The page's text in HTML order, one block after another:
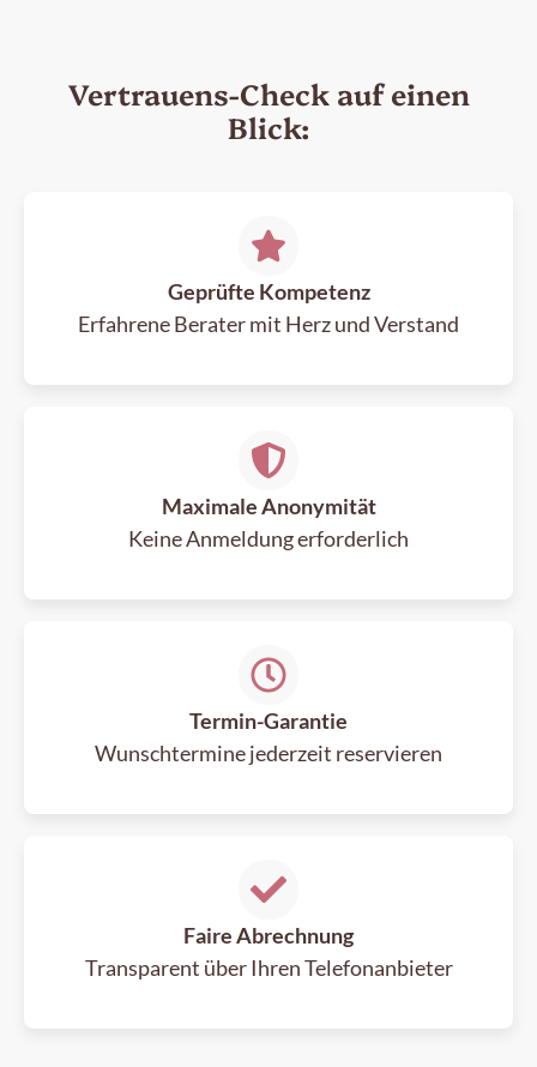
Vertrauens-Check auf einen
Blick:
Geprüfte Kompetenz
Erfahrene Berater mit Herz und Verstand
Maximale Anonymität
Keine Anmeldung erforderlich
Termin-Garantie
Wunschtermine jederzeit reservieren
Faire Abrechnung
Transparent über Ihren Telefonanbieter